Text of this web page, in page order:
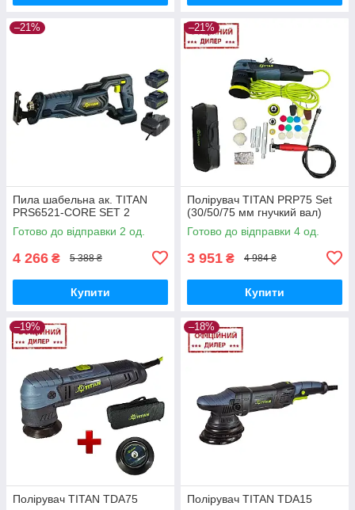
–21%
Пила шабельна ак. TITAN
PRS6521-CORE SET 2
Готово до відправки 2 од.
4 266 ₴ 5 388 ₴
Купити
–21%
Полірувач TITAN PRP75 Set
(30/50/75 мм гнучкий вал)
Готово до відправки 4 од.
3 951 ₴ 4 984 ₴
Купити
–19%
Полірувач TITAN TDA75
–18%
Полірувач TITAN TDA15